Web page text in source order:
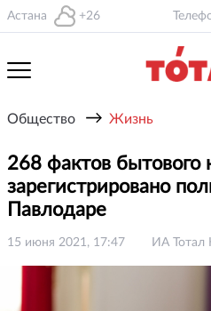
Астана +26
Общество → Жизнь
268 фактов бытового
зарегистрировано
Павлодаре
15 июня 2021, 17:47 ИА Тотал